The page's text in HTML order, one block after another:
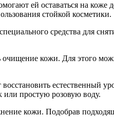
ей оставаться на
стойкой косметики.
средства для
кожи. Для этого
естественный
простую розовую воду.
кожи. Подобрав